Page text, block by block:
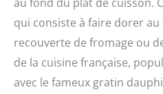
qui consiste à faire dorer
recouverte de fromage ou
de la cuisine française,
avec le fameux gratin